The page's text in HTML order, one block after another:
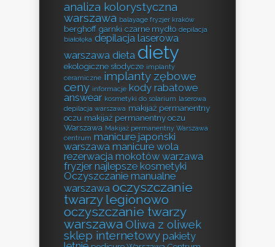
analiza kolorystyczna
warszawa balayage fryzjer kraków
berghoff garnki czarne mydło depilacja
białołęka depilacja laserowa
warszawa dieta diety
ekologiczne słodycze implanty
ceramiczne implanty zębowe
ceny informacje kody rabatowe
answear kosmetyki do solarium laserowa
depilacja warszawa makijaż permanentny
oczu makijaż permanentny oczu
Warszawa Makijaż permanentny Warszawa
centrum manicure japoński
warszawa manicure wola
rezerwacja mokotów warzawa
fryzjer najlepsze kosmetyki
Oczyszczanie manualne
warszawa oczyszczanie
twarzy legionowo
oczyszczanie twarzy
warszawa Oliwa z oliwek
sklep internetowy pakiety